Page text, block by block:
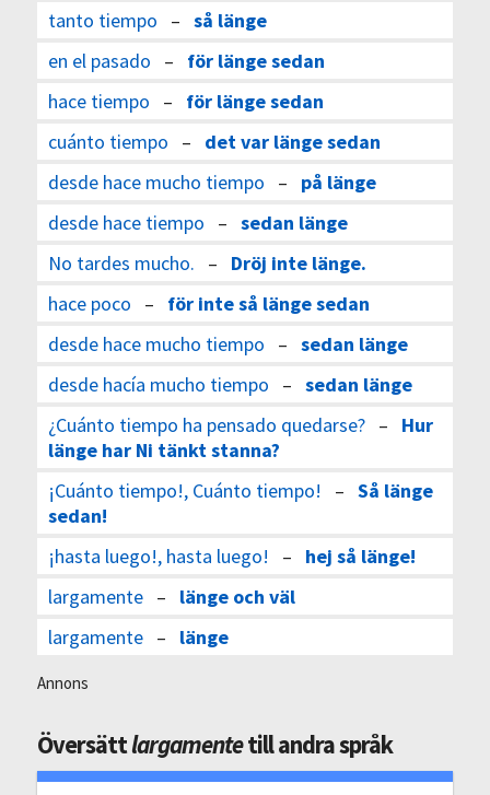
tanto tiempo – så länge
en el pasado – för länge sedan
hace tiempo – för länge sedan
cuánto tiempo – det var länge sedan
desde hace mucho tiempo – på länge
desde hace tiempo – sedan länge
No tardes mucho. – Dröj inte länge.
hace poco – för inte så länge sedan
desde hace mucho tiempo – sedan länge
desde hacía mucho tiempo – sedan länge
¿Cuánto tiempo ha pensado quedarse?– Hur
länge har Ni tänkt stanna?
¡Cuánto tiempo!, Cuánto tiempo! – Så länge
sedan!
¡hasta luego!, hasta luego! – hej så länge!
largamente– länge och väl
largamente– länge
Annons
Översättlargamentetill andra språk